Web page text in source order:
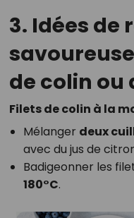
3. Idées de
de colin ou
Filets de colin à la
Mélanger deux
avec du jus de
Badigeonner les
180°C.